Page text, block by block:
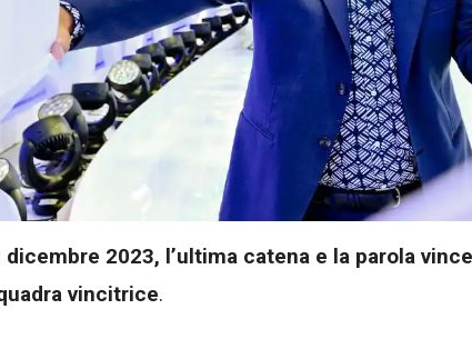
2023, l’ultima catena e la parola
vincitrice.